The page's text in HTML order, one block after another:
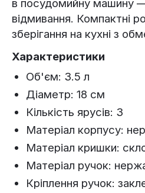
в посудомийну машину
відмивання. Компактні
зберігання на кухні з
Характеристики
Об'єм: 3.5 л
Діаметр: 18 см
Кількість ярусів: 3
Матеріал корпусу:
Матеріал кришки:
Матеріал ручок:
Кріплення ручок: